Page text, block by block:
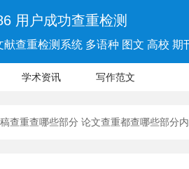
用户成功查重检测
献查重检测系统 多语种 图文 高校 期
学术资讯 写作范文
查重查哪些部分 论文查重都查哪些部分